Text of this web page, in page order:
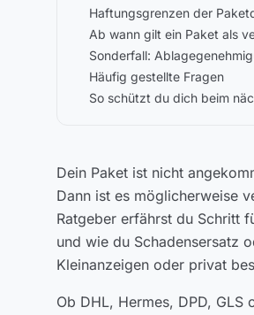
Haftungsgrenzen der
Ab wann gilt ein Paket als
Sonderfall:
Häufig gestellte Fragen
So schützt du dich beim
Dein Paket ist nicht
Dann ist es möglicherweise
Ratgeber erfährst du Schritt
und wie du Schadensersatz
Kleinanzeigen oder privat
Ob DHL, Hermes, DPD, GLS